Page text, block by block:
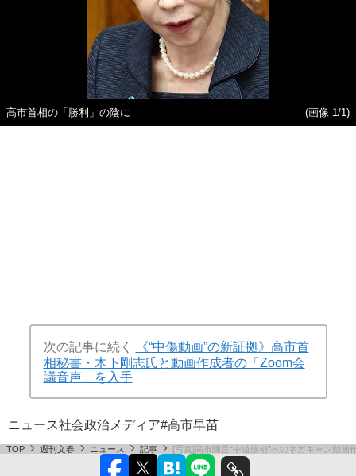
高市首相の「勝利」の陰に (画像 1/1)
次の記事に続く
《“中傷動画”の新証拠》高市首
相秘書・木下剛志氏と動画作成者の「Zoom会
議音声」を入手
ニュース社会政治 メディア#高市早苗
TOP 週刊文春 ニュース 記事 [写真]高市陣営“中道候補”へのネガキャン動